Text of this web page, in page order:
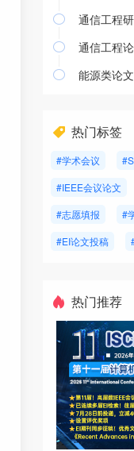
 通信工程研
 通信工程论
 能源类论文
热门标签
#学术会议
#IEEE会议论文
#志愿填报
#
#EI论文投稿
热门推荐